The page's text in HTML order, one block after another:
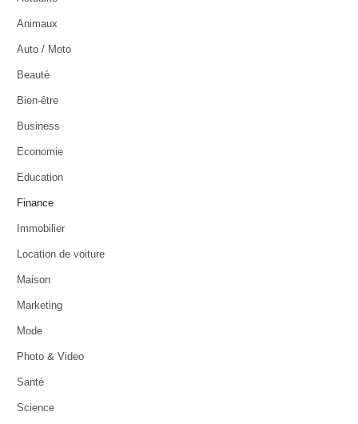
Animaux
Auto / Moto
Beauté
Bien-être
Business
Economie
Education
Finance
Immobilier
Location de voiture
Maison
Marketing
Mode
Photo & Video
Santé
Science